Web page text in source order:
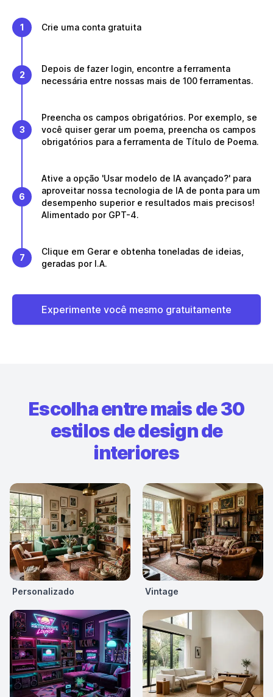
1 Crie uma conta gratuita
2
Depois de fazer login, encontre a ferramenta
necessária entre nossas mais de 100 ferramentas.
3
Preencha os campos obrigatórios. Por exemplo, se
você quiser gerar um poema, preencha os campos
obrigatórios para a ferramenta de Título de Poema.
6
Ative a opção 'Usar modelo de IA avançado?' para
aproveitar nossa tecnologia de IA de ponta para um
desempenho superior e resultados mais precisos!
Alimentado por GPT-4.
7
Clique em Gerar e obtenha toneladas de ideias,
geradas por I.A.
Experimente você mesmo gratuitamente
Escolha entre mais de 30
estilos de design de
interiores
Personalizado Vintage